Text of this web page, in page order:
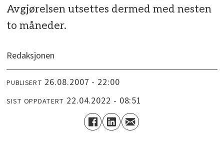
Avgjørelsen utsettes dermed med nesten
to måneder.
Redaksjonen
PUBLISERT 26.08.2007 - 22:00
SIST OPPDATERT 22.04.2022 - 08:51